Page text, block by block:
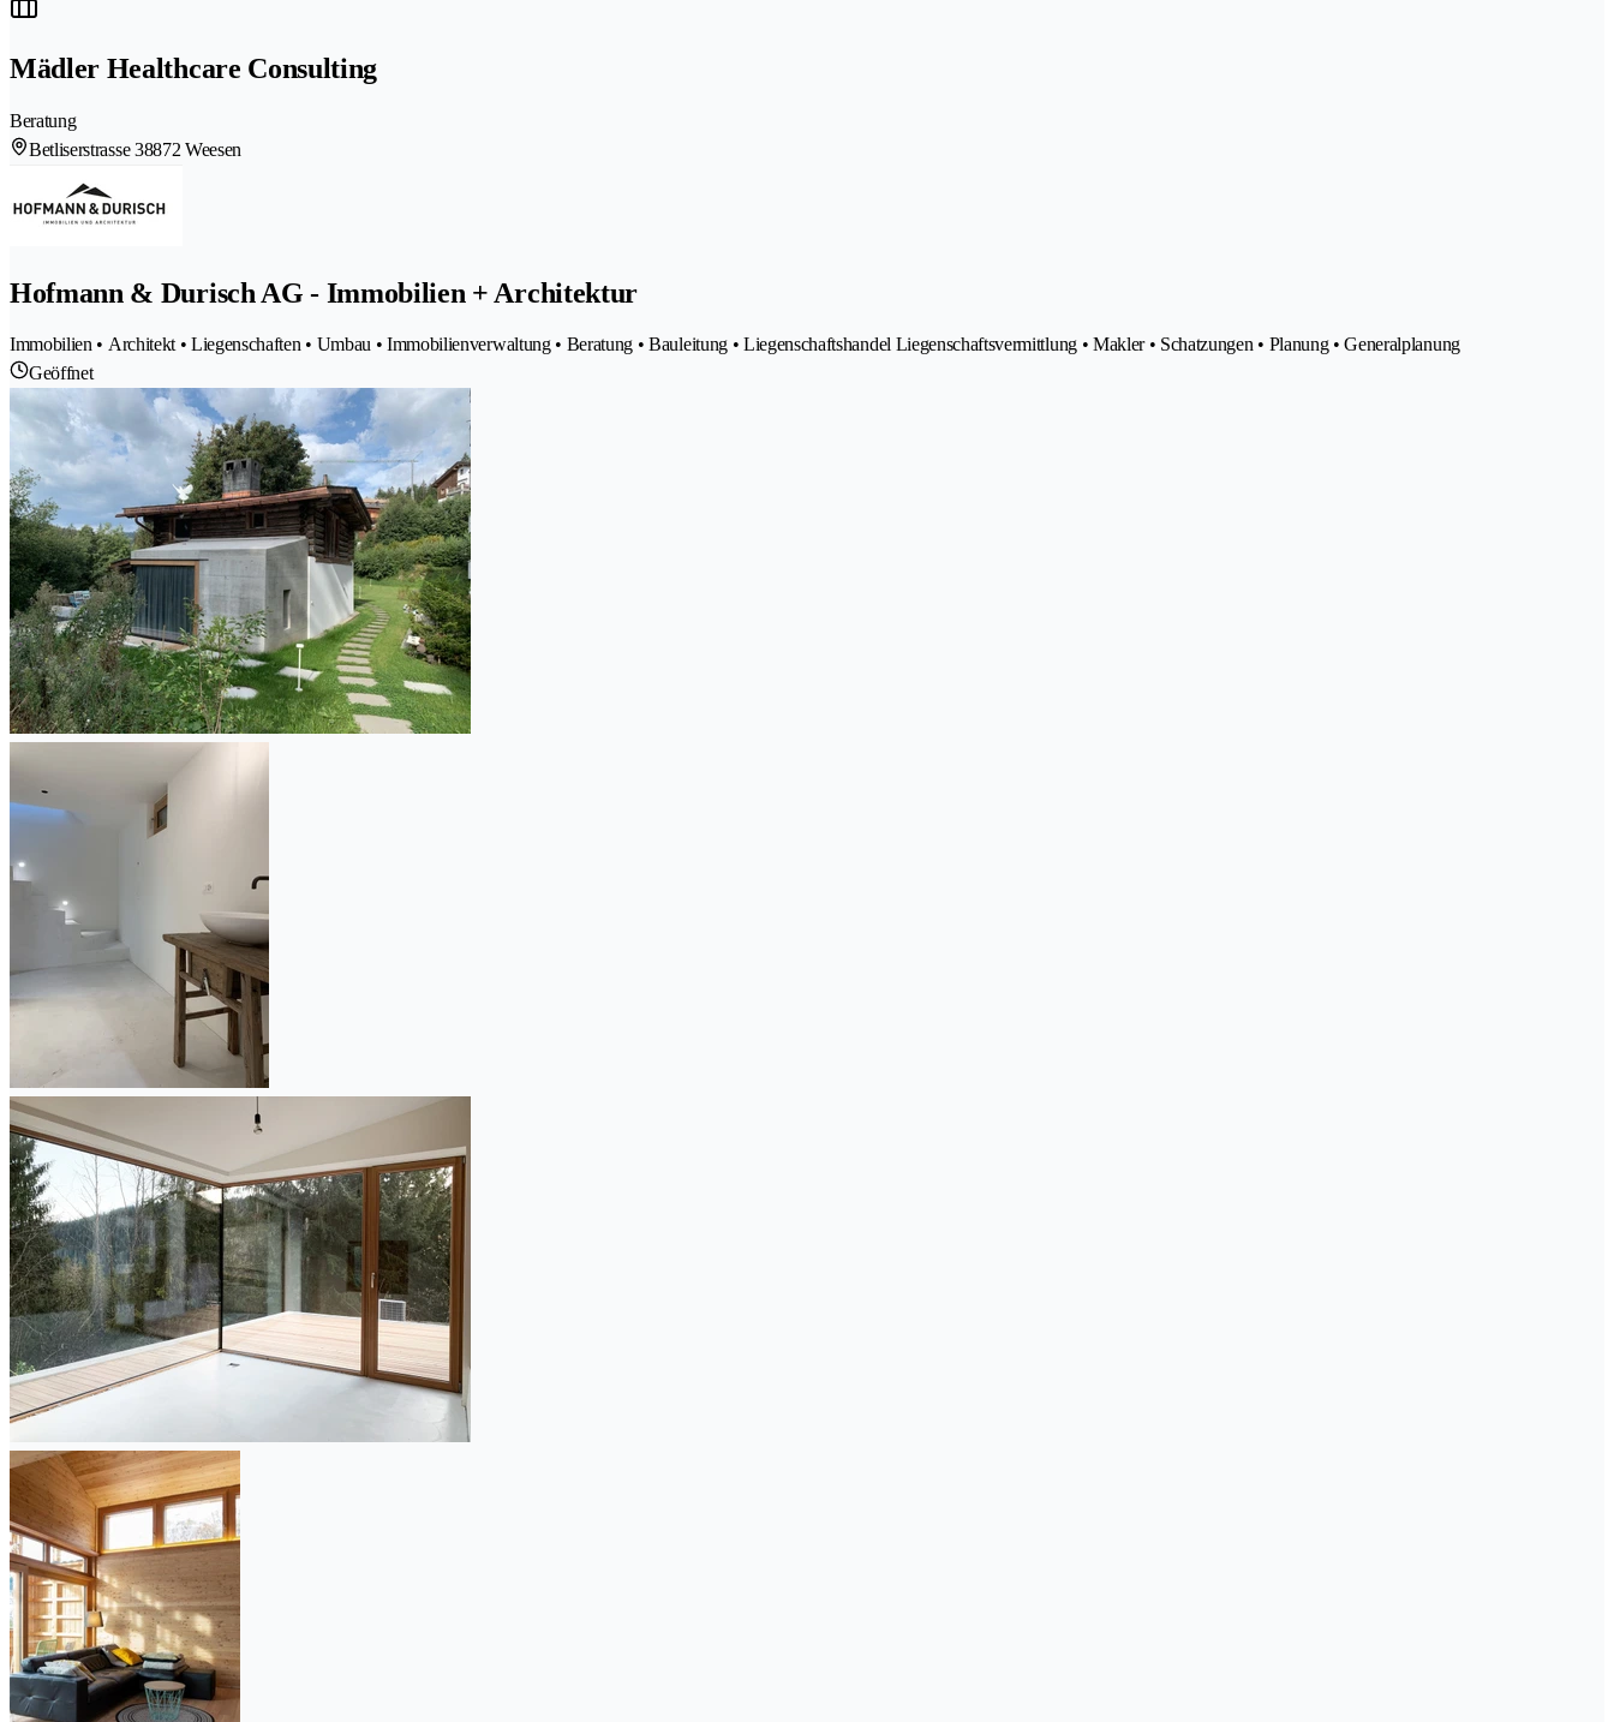
Mädler Healthcare Consulting
Beratung
Betliserstrasse 38872 Weesen
Hofmann & Durisch AG - Immobilien + Architektur
Immobilien • Architekt • Liegenschaften • Umbau • Immobilienverwaltung • Beratung • Bauleitung • Liegenschaftshandel Liegenschaftsvermittlung • Makler • Schatzungen • Planung • Generalplanung
Geöffnet